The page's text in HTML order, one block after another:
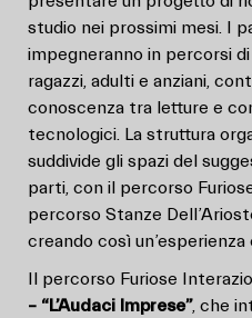
studio nei prossimi mesi. I
impegneranno in percorsi
ragazzi, adulti e anziani,
conoscenza tra letture e
tecnologici. La struttura
suddivide gli spazi del
parti, con il percorso
percorso Stanze
creando così
Il percorso Furiose
– “L’Audaci Imprese”, che